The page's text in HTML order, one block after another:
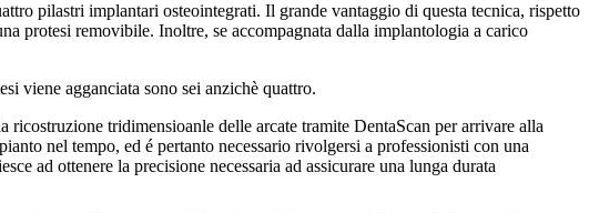
pilastri implantari osteointegrati. Il grande vantaggio di questa tecnica, rispetto
protesi removibile. Inoltre, se accompagnata dalla implantologia a carico
viene agganciata sono sei anzichè quattro.
tridimensioanle delle arcate tramite DentaScan per arrivare alla
nel tempo, ed é pertanto necessario rivolgersi a professionisti con una
ad ottenere la precisione necessaria ad assicurare una lunga durata